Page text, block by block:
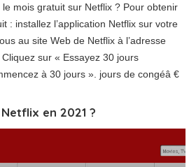
mois gratuit sur Netflix ? Pour obtenir
: installez l’application Netflix sur votre
au site Web de Netflix à l’adresse
sur « Essayez 30 jours
à 30 jours ». jours de congéâ €
en 2021 ?